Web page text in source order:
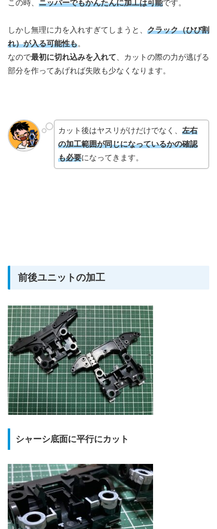
この時、 ニッパーでもかんたんに加工は可能です。
しかし無理に力を入れすぎてしまうと、 クラック（ひび割
れ）が入る可能性も。
なので最初に切れ込みを入れて 、カットの際の力が逃げる
部分を作ってあげれば失敗も少なくなります。
カット後はヤスリがけだけでなく、 左右
の加工範囲が同じになっているかの確認
も必要になってきます。
前後ユニットの加工
シャーシ底面に平行にカット